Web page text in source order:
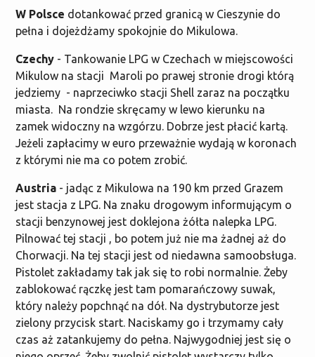
W Polsce dotankować przed granicą w Cieszynie do
pełna i dojeżdżamy spokojnie do Mikulowa.
Czechy - Tankowanie LPG w Czechach w miejscowości
Mikulow na stacji Maroli po prawej stronie drogi którą
jedziemy - naprzeciwko stacji Shell zaraz na początku
miasta. Na rondzie skręcamy w lewo kierunku na
zamek widoczny na wzgórzu. Dobrze jest płacić kartą.
Jeżeli zapłacimy w euro przeważnie wydają w koronach
z którymi nie ma co potem zrobić.
Austria - jadąc z Mikulowa na 190 km przed Grazem
jest stacja z LPG. Na znaku drogowym informującym o
stacji benzynowej jest doklejona żółta nalepka LPG.
Pilnować tej stacji , bo potem już nie ma żadnej aż do
Chorwacji. Na tej stacji jest od niedawna samoobsługa.
Pistolet zakładamy tak jak się to robi normalnie. Żeby
zablokować rączkę jest tam pomarańczowy suwak,
który należy popchnąć na dół. Na dystrybutorze jest
zielony przycisk start. Naciskamy go i trzymamy cały
czas aż zatankujemy do pełna. Najwygodniej jest się o